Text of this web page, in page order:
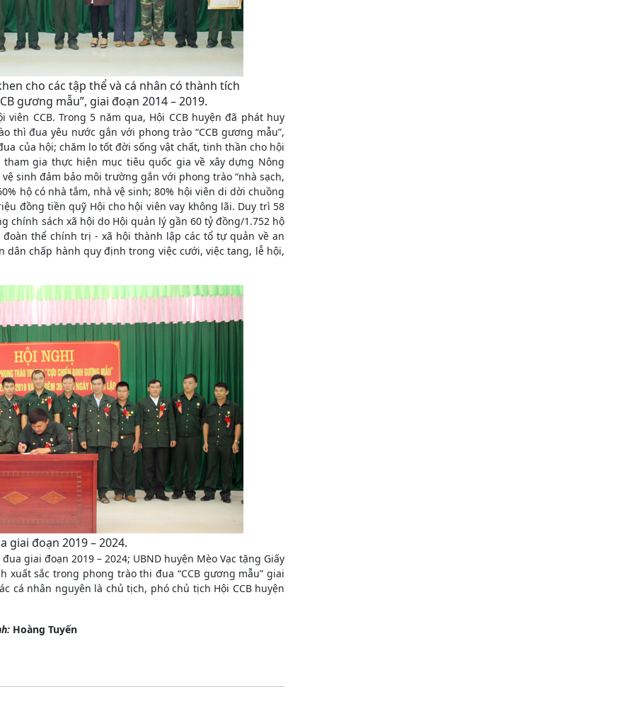
cho các tập thể và cá nhân có thành tích
gương mẫu”, giai đoạn 2014 – 2019.
viên CCB. Trong 5 năm qua, Hội CCB huyện đã phát huy
thì đua yêu nước gắn với phong trào “CCB gương mẫu”,
của hội; chăm lo tốt đời sống vật chất, tinh thần cho hội
gia thực hiện mục tiêu quốc gia về xây dựng Nông
sinh đảm bảo môi trường gắn với phong trào “nhà sạch,
hộ có nhà tắm, nhà vệ sinh; 80% hội viên di dời chuồng
đồng tiền quỹ Hội cho hội viên vay không lãi. Duy trì 58
chính sách xã hội do Hội quản lý gần 60 tỷ đồng/1.752 hộ
thể chính trị - xã hội thành lập các tổ tự quản về an
chấp hành quy định trong việc cưới, việc tang, lễ hội,
giai đoạn 2019 – 2024.
giai đoạn 2019 – 2024; UBND huyện Mèo Vạc tặng Giấy
xuất sắc trong phong trào thi đua “CCB gương mẫu” giai
cá nhân nguyên là chủ tịch, phó chủ tịch Hội CCB huyện
Hoàng Tuyến